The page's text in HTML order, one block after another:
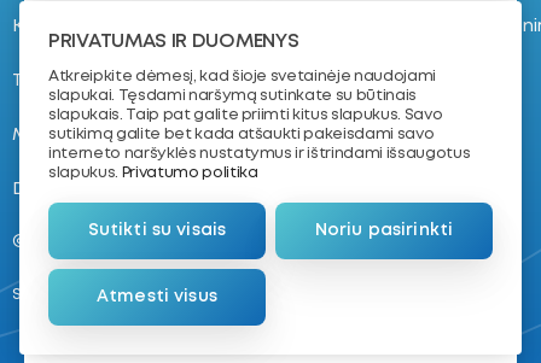
Kontaktai Registruokis į plaukimo
Tvarkaraštis Apie mus
Mokymas plaukti NVŠ krepšelis
D.U.K.
@ 2026. VŠĮ „Plaukimo akademija“
Sukūrė
PRIVATUMAS IR DUOMENYS
Atkreipkite dėmesį, kad šioje svetainėje naudojami
slapukai. Tęsdami naršymą sutinkate su būtinais
slapukais. Taip pat galite priimti kitus slapukus. Savo
sutikimą galite bet kada atšaukti pakeisdami savo
interneto naršyklės nustatymus ir ištrindami išsaugotus
slapukus.
Privatumo politika
Sutikti su visais Noriu pasirinkti
Atmesti visus
Rugpjūčio 12 d.:
17:30–18:15 | 8–16 metų vaikams | 4–8 lygis
Vaikams, kurie jau yra susipažinę su
vandeniu ir turi plaukimo pagrindus.
18:30–19:15 | 7–11 metų vaikams | Dailusis
Rugpjūčio 19 d.:
17:30–18:15 | 4–8 metų vaikams | 1–3